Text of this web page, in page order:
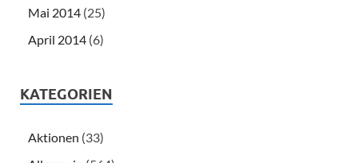
Mai 2014 (25)
April 2014 (6)
KATEGORIEN
Aktionen (33)